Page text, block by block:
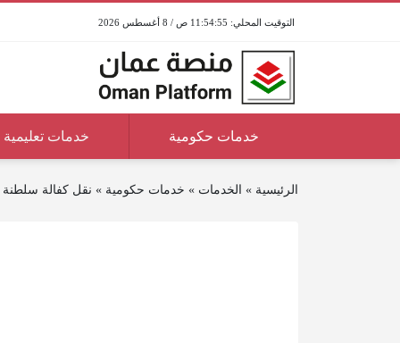
11:54:55 ص / 8 أغسطس 2026
خدمات حكومية خدمات تعليمية
الرئيسية » الخدمات » خدمات حكومية » نقل كفالة